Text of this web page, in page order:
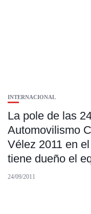
INTERNACIONAL
La pole de las
Automovilismo
Vélez 2011 en
tiene dueño el
24/09/2011